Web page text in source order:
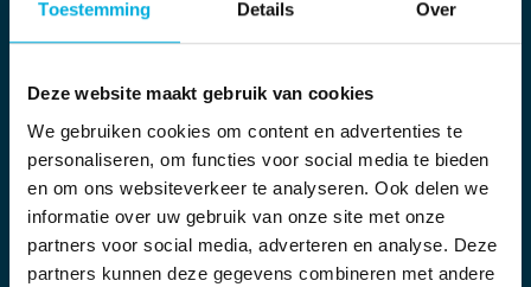
Toestemming Details Over
Deze website maakt gebruik van cookies
We gebruiken cookies om content en advertenties te
personaliseren, om functies voor social media te bieden
en om ons websiteverkeer te analyseren. Ook delen we
informatie over uw gebruik van onze site met onze
partners voor social media, adverteren en analyse. Deze
partners kunnen deze gegevens combineren met andere
Schaalbaar en modulair
opgebouwd
Van inzicht in één unit tot een complete plant:
Nexus schaalt mee met de behoefte van de
organisatie.